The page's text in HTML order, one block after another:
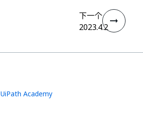
下一个
2023.4.2
UiPath Academy